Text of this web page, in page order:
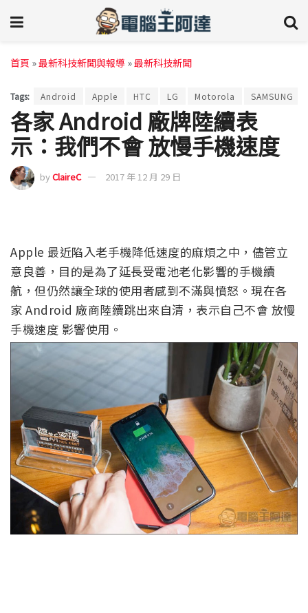
首頁 »最新科技新聞與報導 »最新科技新聞
Tags: Android Apple HTC LG Motorola SAMSUNG
各家 Android 廠牌陸續表
示：我們不會 放慢手機速度
byClaireC 2017 年 12 月 29 日
Apple 最近陷入老手機降低速度的麻煩之中，儘管立
意良善，目的是為了延長受電池老化影響的手機續
航，但仍然讓全球的使用者感到不滿與憤怒。現在各
家 Android 廠商陸續跳出來自清，表示自己不會 放慢
手機速度 影響使用。